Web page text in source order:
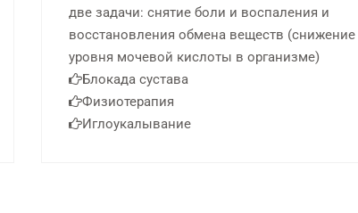
две задачи: снятие боли и воспаления и
восстановления обмена веществ (снижение
уровня мочевой кислоты в организме)
Блокада сустава
Физиотерапия
Иглоукалывание